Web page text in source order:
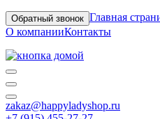
Обратный звонок Главная
О компанииКонтакты
zakaz@happyladyshop.ru